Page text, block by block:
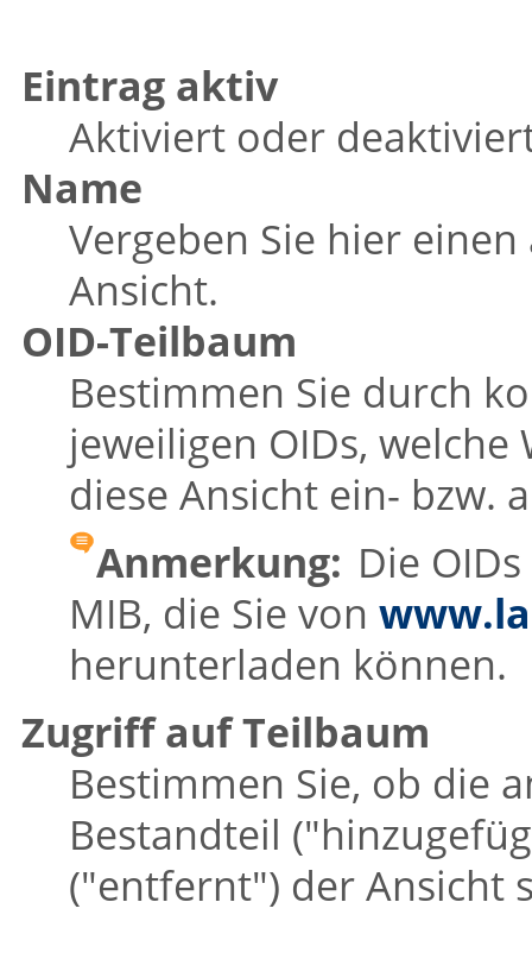
Eintrag aktiv
Aktiviert oder
Name
Vergeben Sie hier
Ansicht.
OID-Teilbaum
Bestimmen Sie durch
jeweiligen OIDs,
diese Ansicht ein- bzw.
Anmerkung: Die
MIB, die Sie von
herunterladen können.
Zugriff auf Teilbaum
Bestimmen Sie, ob die
Bestandteil (
("entfernt") der Ansicht